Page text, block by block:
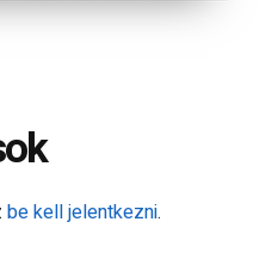
be kell jelentkezni.